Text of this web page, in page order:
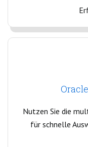
Nutzen Sie die
für schnelle